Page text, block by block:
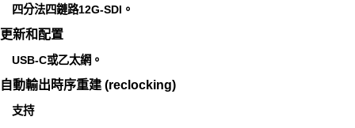
四分法四鏈路12G‑SDI。
更新和配置
USB-C或乙太網。
自動輸出時序重建 (reclocking)
支持